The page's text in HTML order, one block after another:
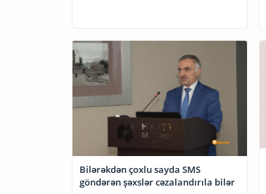
Bilərəkdən çoxlu sayda SMS
göndərən şəxslər cəzalandırıla bilər